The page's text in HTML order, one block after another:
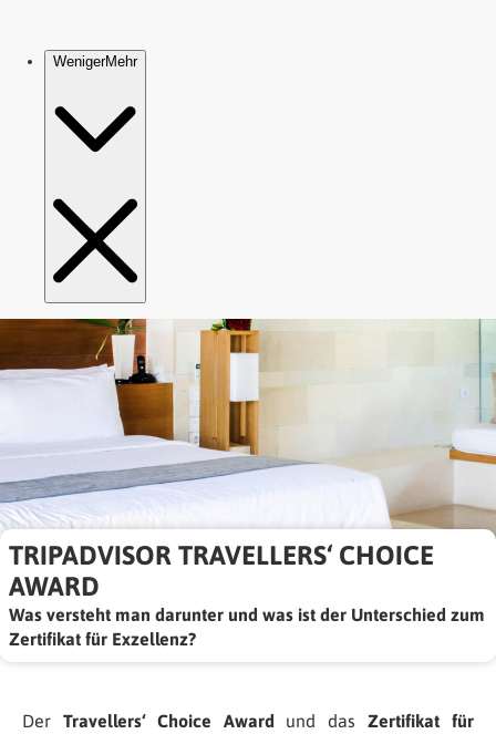
TRIPADVISOR TRAVELLERS‘ CHOICE
AWARD
Was versteht man darunter und was ist der Unterschied zum
Zertifikat für Exzellenz?
Der Travellers‘ Choice Award und dasZertifikat für